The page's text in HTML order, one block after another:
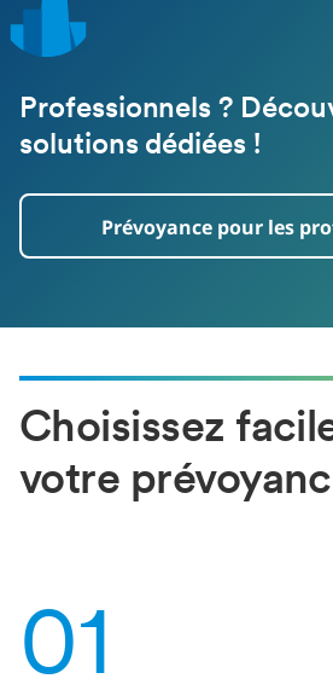
Professionnels ?
solutions dédiées !
Prévoyance pour les
Choisissez
votre
01